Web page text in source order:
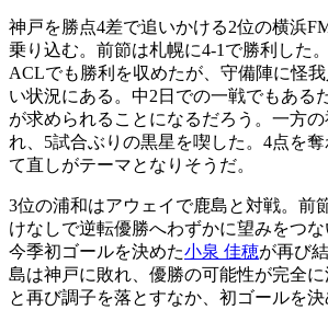
神戸を勝点4差で追いかける2位の横浜
乗り込む。前節は札幌に4-1で勝利した
ACLでも勝利を収めたが、守備陣に怪
い状況にある。中2日での一戦でもある
が求められることになるだろう。一方
れ、5試合ぶりの黒星を喫した。4点を
て直しがテーマとなりそうだ。
3位の浦和はアウェイで鹿島と対戦。前
けなしで逆転優勝へわずかに望みをつな
今季初ゴールを決めた小泉 佳穂が再び
島は神戸に敗れ、優勝の可能性が完全に
と再び調子を落とすなか、初ゴールを決